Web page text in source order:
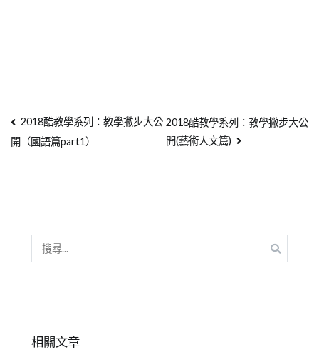
2018酷教學系列：教學撇步大公
開（國語篇part1）
2018酷教學系列：教學撇步大公
開(藝術人文篇)
相關文章